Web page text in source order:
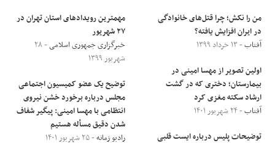
من را نکش؛ چرا قتل‌های خانوادگی
در ایران افزایش یافته؟
آفتاب- ۱۳ خرداد ۱۳۹۹
اولین تصویر از مهسا امینی در
بیمارستان؛ دختری که در گشت
ارشاد سکته مغزی کرد
آفتاب- ۲۴ شهریور ۱۴۰۱
توضیحات پلیس درباره ایست قلبی
مهمترین رویدادهای استان تهران در
۲۷ شهریور
خبرگزاری جمهوری اسلامی - ۲۸
شهریور ۱۳۹۹
توضیح یک عضو کمیسیون اجتماعی
مجلس درباره برخورد خشن نیروی
انتظامی با مهسا امینی: پیگیر شفاف
شدن دقیق مسأله هستیم
رادیو زمانه- ۲۵ شهریور ۱۴۰۱